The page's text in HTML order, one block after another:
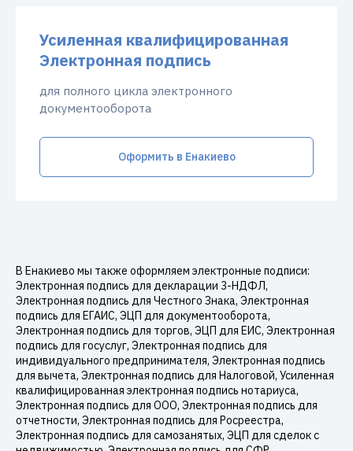
Усиленная квалифицированная
Электронная подпись
для полного цикла электронного
документооборота
Оформить в Енакиево
В Енакиево мы также оформляем электронные подписи:
Электронная подпись для декларации 3-НДФЛ,
Электронная подпись для Честного Знака, Электронная
подпись для ЕГАИС, ЭЦП для документооборота,
Электронная подпись для торгов, ЭЦП для ЕИС, Электронная
подпись для госуслуг, Электронная подпись для
индивидуального предпринимателя, Электронная подпись
для вычета, Электронная подпись для Налоговой, Усиленная
квалифицированная электронная подпись нотариуса,
Электронная подпись для ООО, Электронная подпись для
отчетности, Электронная подпись для Росреестра,
Электронная подпись для самозанятых, ЭЦП для сделок с